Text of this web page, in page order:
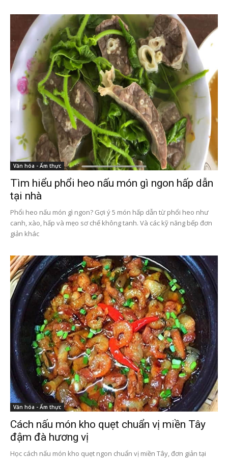
Văn hóa - Ẩm thực
Tìm hiểu phổi heo nấu món gì ngon hấp dẫn
tại nhà
Phổi heo nấu món gì ngon? Gợi ý 5 món hấp dẫn từ phổi heo như
canh, xào, hấp và mẹo sơ chế không tanh. Và các kỹ năng bếp đơn
giản khác
Văn hóa - Ẩm thực
Cách nấu món kho quẹt chuẩn vị miền Tây
đậm đà hương vị
Học cách nấu món kho quẹt ngon chuẩn vị miền Tây, đơn giản tại